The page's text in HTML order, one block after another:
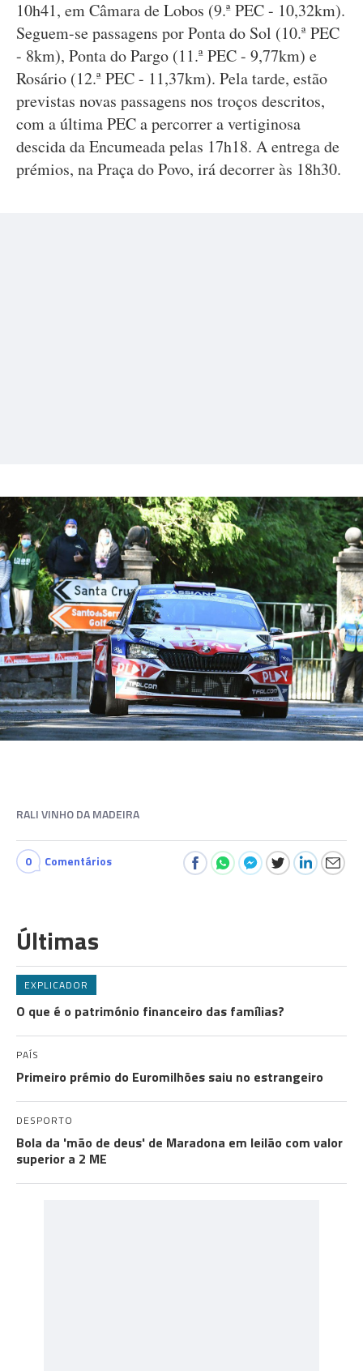
10h41, em Câmara de Lobos (9.ª PEC - 10,32km).
Seguem-se passagens por Ponta do Sol (10.ª PEC
- 8km), Ponta do Pargo (11.ª PEC - 9,77km) e
Rosário (12.ª PEC - 11,37km). Pela tarde, estão
previstas novas passagens nos troços descritos,
com a última PEC a percorrer a vertiginosa
descida da Encumeada pelas 17h18. A entrega de
prémios, na Praça do Povo, irá decorrer às 18h30.
RALI VINHO DA MADEIRA
0 Comentários
Últimas
EXPLICADOR
O que é o património financeiro das famílias?
PAÍS
Primeiro prémio do Euromilhões saiu no estrangeiro
DESPORTO
Bola da 'mão de deus' de Maradona em leilão com valor
superior a 2 ME